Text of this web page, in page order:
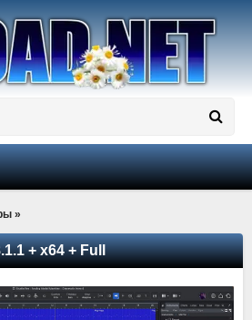
»
+ x64 + Full